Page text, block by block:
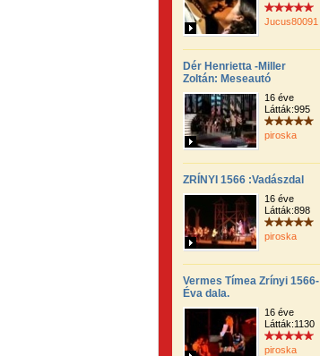
Jucus800919
Dér Henrietta -Miller
Zoltán: Meseautó
16 éve
Látták:995
piroska
ZRÍNYI 1566 :Vadászdal
16 éve
Látták:898
piroska
Vermes Tímea Zrínyi 1566-
Éva dala.
16 éve
Látták:1130
piroska